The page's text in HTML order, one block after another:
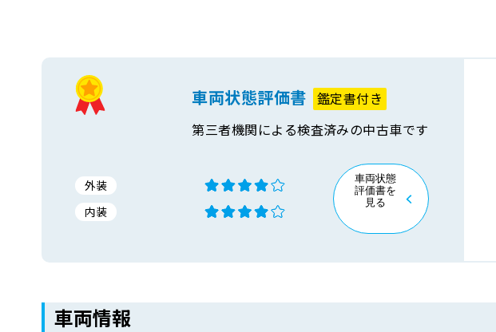
車両状態評価書 鑑定書付き
第三者機関による検査済みの中古車です
外装
内装
車両状態
評価書を
見る
車両情報